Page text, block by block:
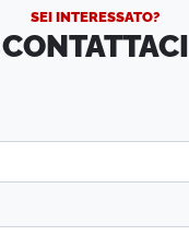
SEI INTERESSATO?
CONTATTACI